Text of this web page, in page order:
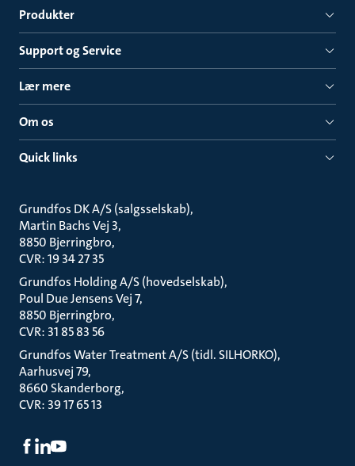
Produkter
Support og Service
Lær mere
Om os
Quick links
Grundfos DK A/S (salgsselskab)
Martin Bachs Vej 3
8850 Bjerringbro
CVR: 19 34 27 35
Grundfos Holding A/S (hovedselskab)
Poul Due Jensens Vej 7
8850 Bjerringbro
CVR: 31 85 83 56
Grundfos Water Treatment A/S (tidl. SILHORKO)
Aarhusvej 79
8660 Skanderborg
CVR: 39 17 65 13